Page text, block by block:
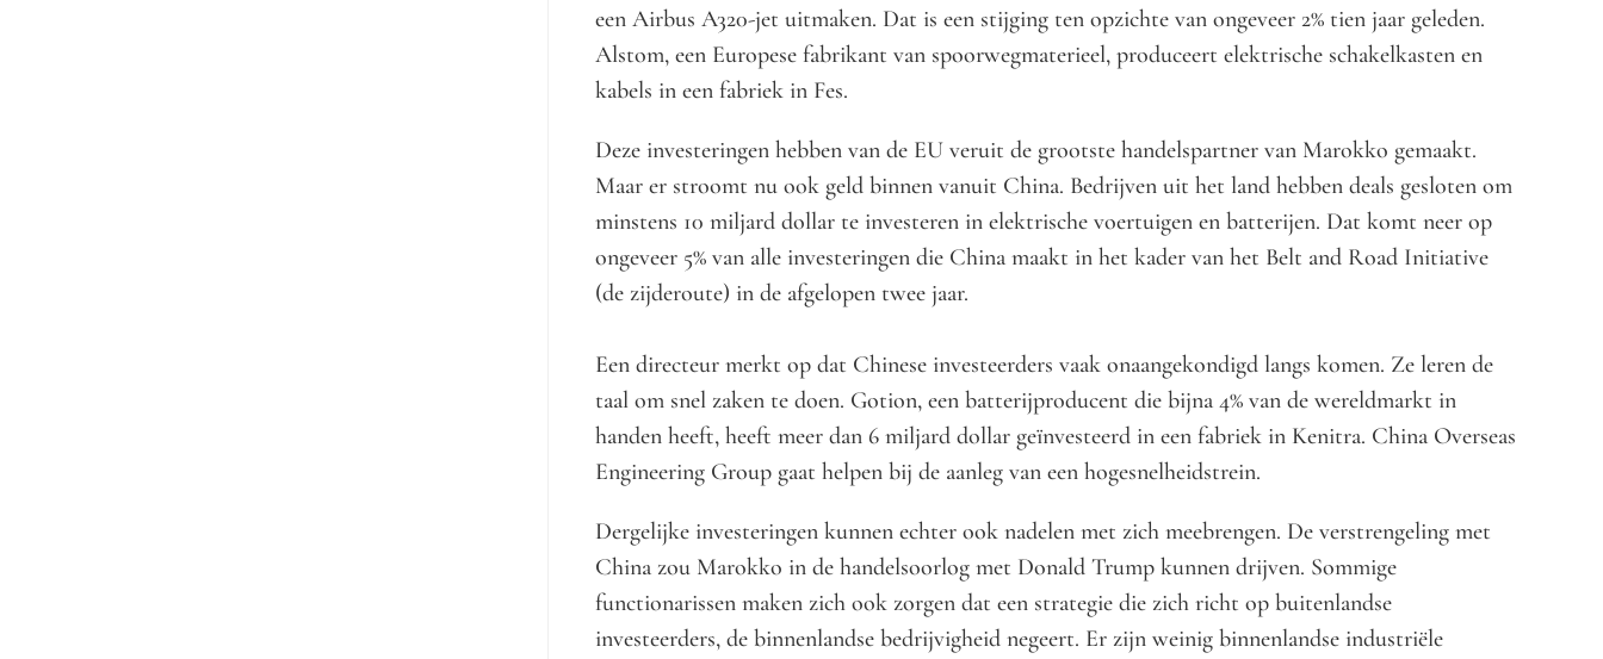
een Airbus A320-jet uitmaken. Dat is een stijging ten opzichte van ongeveer 2% tien jaar geleden.
Alstom, een Europese fabrikant van spoorwegmaterieel, produceert elektrische schakelkasten en
kabels in een fabriek in Fes.
Deze investeringen hebben van de EU veruit de grootste handelspartner van Marokko gemaakt.
Maar er stroomt nu ook geld binnen vanuit China. Bedrijven uit het land hebben deals gesloten om
minstens 10 miljard dollar te investeren in elektrische voertuigen en batterijen. Dat komt neer op
ongeveer 5% van alle investeringen die China maakt in het kader van het Belt and Road Initiative
(de zijderoute) in de afgelopen twee jaar.
Een directeur merkt op dat Chinese investeerders vaak onaangekondigd langs komen. Ze leren de
taal om snel zaken te doen. Gotion, een batterijproducent die bijna 4% van de wereldmarkt in
handen heeft, heeft meer dan 6 miljard dollar geïnvesteerd in een fabriek in Kenitra. China Overseas
Engineering Group gaat helpen bij de aanleg van een hogesnelheidstrein.
Dergelijke investeringen kunnen echter ook nadelen met zich meebrengen. De verstrengeling met
China zou Marokko in de handelsoorlog met Donald Trump kunnen drijven. Sommige
functionarissen maken zich ook zorgen dat een strategie die zich richt op buitenlandse
investeerders, de binnenlandse bedrijvigheid negeert. Er zijn weinig binnenlandse industriële